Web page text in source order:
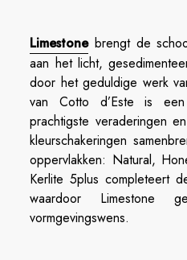
Limestonebrengt de
aan het licht,
door het geduldige werk
van Cotto d’Este is
prachtigste veraderingen
kleurschakeringen
oppervlakken: Natural,
Kerlite 5plus completeert
waardoor Limestone
vormgevingswens.